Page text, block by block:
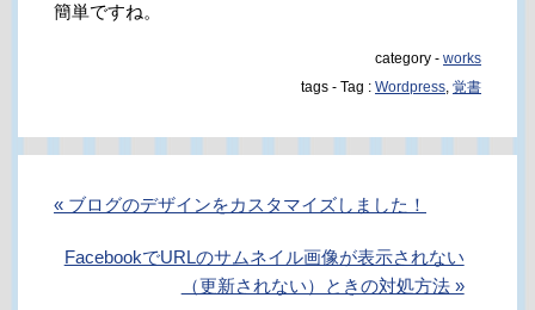
簡単ですね。
category - works
tags - Tag : Wordpress, 覚書
« ブログのデザインをカスタマイズしました！
FacebookでURLのサムネイル画像が表示されない
（更新されない）ときの対処方法 »